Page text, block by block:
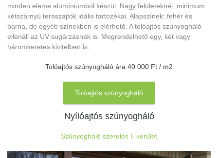
minden eleme alumíniumból készül. Nagy felületeknél, minimum
kétszárnyú teraszajtók idális tartozékai. Alapszínek: fehér és
barna, de egyéb színekben is elérhető. A tolóajtós szúnyogháló
ellenáll az UV sugárzásnak is. Megrendelhető egy, két vagy
háromkeretes kivitelben is.
Tolóajtós szúnyogháló ára 40 000 Ft / m2
Tolóajtós szúnyogháló
Nyílóajtós szúnyogháló
Szúnyogháló szerelés I. kerület